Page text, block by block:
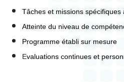
Tâches et missions spécifiques
Atteinte du niveau de
Programme établi sur mesure
Evaluations continues et